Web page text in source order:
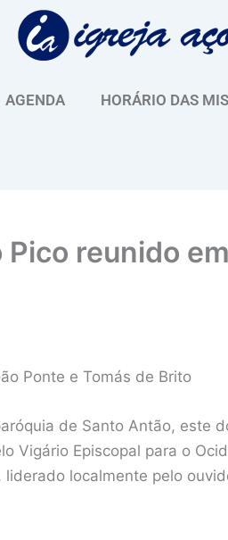
AGENDA HORÁRIO DAS
reunido
Ponte e Tomás de Brito
de Santo Antão, este
Vigário Episcopal para o
localmente pelo